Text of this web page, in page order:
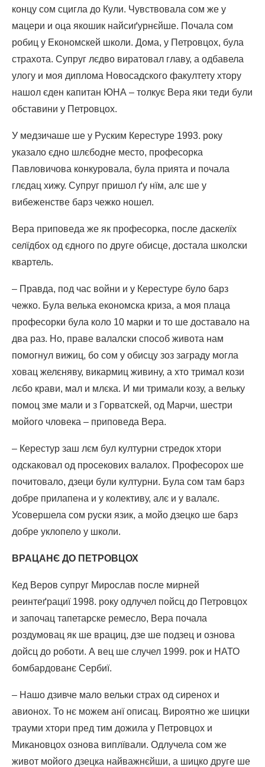
концу сом сцигла до Кули. Чувствовала сом же у
мацери и оца якошик найсиґурнєйше. Почала сом
робиц у Економскей школи. Дома, у Петровцох, була
страхота. Супруг лєдво виратовал главу, а одбавела
улогу и моя диплома Новосадского факултету хтору
нашол єден капитан ЮНА – толкує Вера яки теди були
обставини у Петровцох.
У медзичаше ше у Руским Керестуре 1993. року
указало єдно шлєбодне место, професорка
Павловичова конкуровала, була прията и почала
глєдац хижу. Супруг пришол ґу нїм, алє ше у
вибеженстве барз чежко ношел.
Вера приповеда же як професорка, после даскелїх
селїдбох од єдного по друге обисце, достала школски
квартель.
– Правда, под час войни и у Керестуре було барз
чежко. Була велька економска криза, а моя плаца
професорки була коло 10 марки и то ше доставало на
два раз. Но, праве валалски способ живота нам
помогнул вижиц, бо сом у обисцу зоз заграду могла
ховац желєняву, викармиц живину, а хто тримал кози
лєбо крави, мал и млєка. И ми тримали козу, а вельку
помоц зме мали и з Горватскей, од Марчи, шестри
мойого чловека – приповеда Вера.
– Керестур заш лєм бул културни стредок хтори
одскаковал од просекових валалох. Професорох ше
почитовало, дзеци були културни. Була сом там барз
добре прилапена и у колективу, алє и у валалє.
Усовершела сом руски язик, а мойо дзецко ше барз
добре уклопело у школи.
ВРАЦАНЄ ДО ПЕТРОВЦОХ
Кед Веров супруг Мирослав после мирней
реинтеґрациї 1998. року одлучел пойсц до Петровцох
и започац тапетарске ремесло, Вера почала
роздумовац як ше врациц, дзе ше подзец и ознова
дойсц до роботи. А вец ше случел 1999. рок и НАТО
бомбардованє Сербиї.
– Нашо дзивче мало вельки страх од сиренох и
авионох. То нє можем анї описац. Вироятно же шицки
трауми хтори пред тим дожила у Петровцох и
Микановцох ознова виплївали. Одлучела сом же
живот мойого дзецка найважнєйши, а шицко друге ше